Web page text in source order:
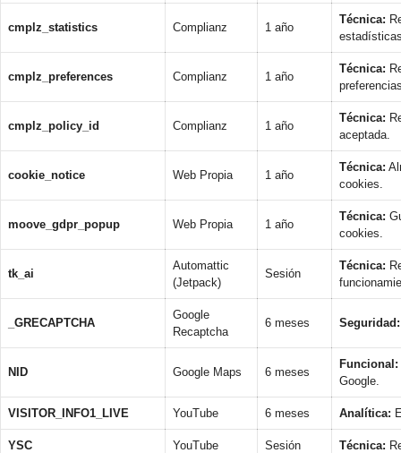
cmplz_statistics Complianz 1 año
Técnica:
cmplz_preferences Complianz 1 año
Técnica:
cmplz_policy_id Complianz 1 año
Técnica:
aceptada.
cookie_notice Web Propia 1 año
Técnica:
cookies.
moove_gdpr_popup Web Propia 1 año
Técnica:
cookies.
tk_ai
Automattic
(Jetpack)
Sesión
Técnica:
_GRECAPTCHA
Google
Recaptcha
6 meses Seguridad:
NID Google Maps 6 meses
Funcional:
Google.
VISITOR_INFO1_LIVE YouTube 6 meses Analítica:
YSC YouTube Sesión Técnica: